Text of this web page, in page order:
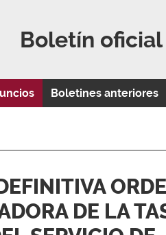
Boletín oficial
Boletines anteriores
DE LA